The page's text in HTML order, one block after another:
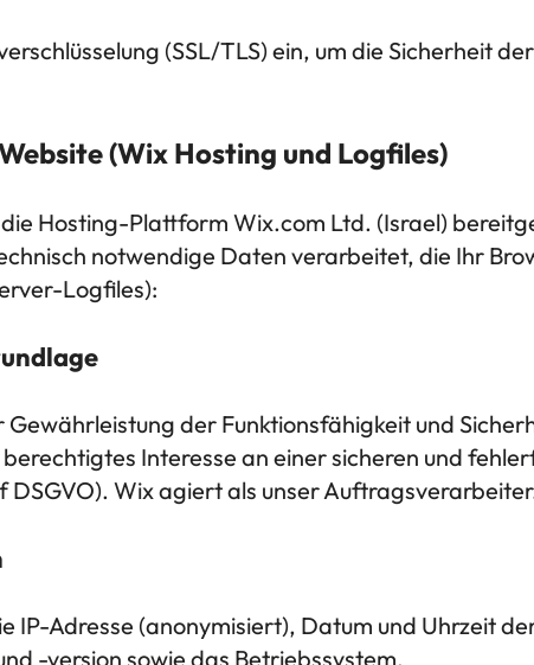
(SSL/TLS) ein, um die Sicherheit
(Wix Hosting und Logfiles)
Hosting-Plattform Wix.com Ltd. (Israel)
notwendige Daten verarbeitet, die Ihr
Logfiles):
der Funktionsfähigkeit und
Interesse an einer sicheren und
DSGVO). Wix agiert als unser
IP-Adresse (anonymisiert), Datum und Uhrzeit
-version sowie das Betriebssystem.